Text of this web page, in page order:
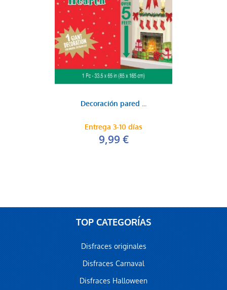
Decoración pared ...
Entrega 3-10 días
9,99 €
TOP CATEGORÍAS
Disfraces originales
Disfraces Carnaval
Disfraces Halloween